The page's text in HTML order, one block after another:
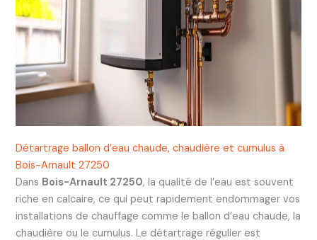
Détartrage ballon d’eau chaude, chaudière et cumulus à
Bois-Arnault 27250
Dans Bois-Arnault 27250, la qualité de l’eau est souvent
riche en calcaire, ce qui peut rapidement endommager vos
installations de chauffage comme le ballon d’eau chaude, la
chaudière ou le cumulus. Le détartrage régulier est